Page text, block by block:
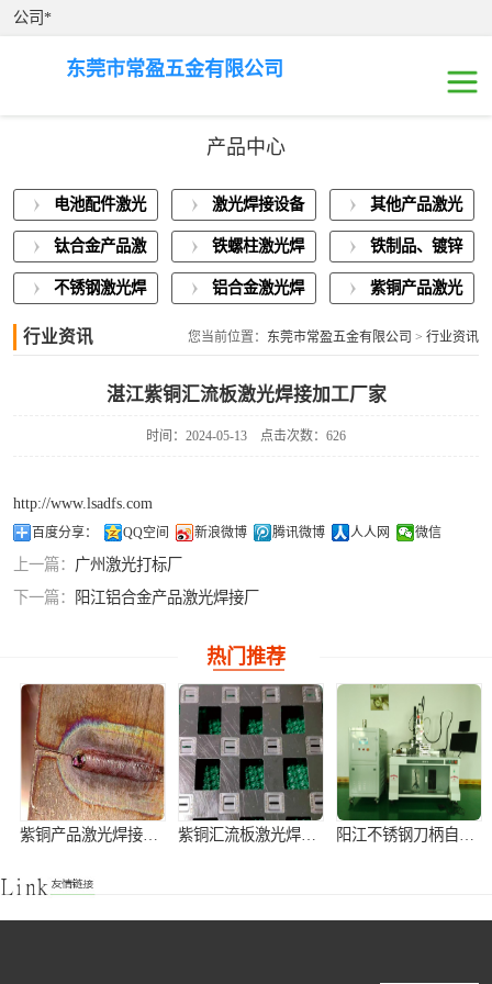
公司*
东莞市常盈五金有限公司
产品中心
电池配件激光
焊接
激光焊接设备
展示
其他产品激光
焊接
钛合金产品激
光焊接
铁螺柱激光焊
接加工
铁制品、镀锌
板激光焊接
不锈钢激光焊
铝合金激光焊
紫铜产品激光
行业资讯 您当前位置： 东莞市常盈五金有限公司 > 行业资讯
湛江紫铜汇流板激光焊接加工厂家
时间：2024-05-13 点击次数：626
http://www.lsadfs.com
百度分享： QQ空间 新浪微博 腾讯微博 人人网 微信
上一篇： 广州激光打标厂
下一篇：
阳江铝合金产品激光焊接厂
热门推荐
紫铜产品激光焊接加工 紫铜汇流板激光焊接加工 阳江不锈钢刀柄自动激光焊接机
接
激光焊接设备展
示
其他产品激光焊
铝合金激光焊接
紫铜产品激光焊